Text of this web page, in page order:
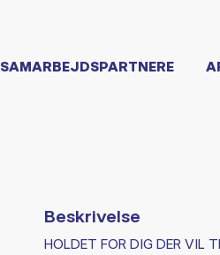
SAMARBEJDSPARTNERE
Beskrivelse
HOLDET FOR DIG DER VIL